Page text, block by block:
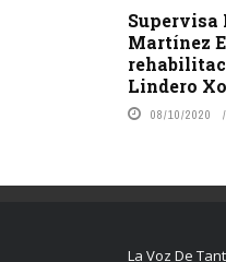
Supervisa
Martínez
Lindero
08/10/2020
La Voz De